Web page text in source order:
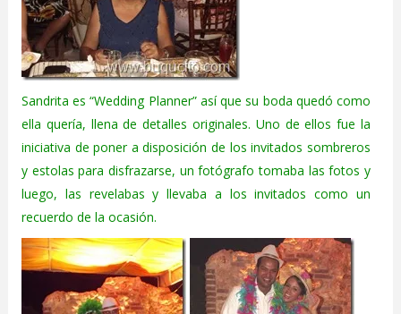
Sandrita es “Wedding Planner” así que su boda quedó como
ella quería, llena de detalles originales. Uno de ellos fue la
iniciativa de poner a disposición de los invitados sombreros
y estolas para disfrazarse, un fotógrafo tomaba las fotos y
luego, las revelabas y llevaba a los invitados como un
recuerdo de la ocasión.